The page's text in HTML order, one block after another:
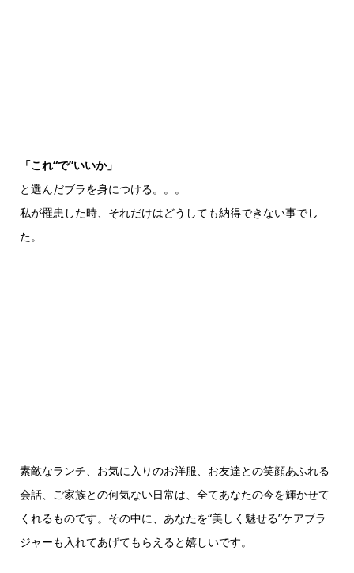
「これ“で”いいか」
と選んだブラを身につける。。。
私が罹患した時、それだけはどうしても納得できない事でし
た。
素敵なランチ、お気に入りのお洋服、お友達との笑顔あふれる
会話、ご家族との何気ない日常は、全てあなたの今を輝かせて
くれるものです。その中に、あなたを“美しく魅せる”ケアブラ
ジャーも入れてあげてもらえると嬉しいです。